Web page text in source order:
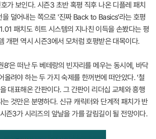
가 보인다. 시즌3 초반 혹평 직후 나온 디플레 패치
덜어내는 쪽으로 '진짜 Back to Basics'라는 호평
패치도 히트 시스템의 지나친 이득을 손봤다는 평
개편 역시 시즌3에서 모처럼 호평받은 대목이다.
8'은 떠난 두 베테랑의 빈자리를 메우는 동시에, 바닥
올려야 하는 두 가지 숙제를 한꺼번에 떠안았다. '철
대표해온 간판이다. 그 간판이 리더십 교체와 흥행
것만은 분명하다. 신규 캐릭터와 단계적 패치가 반
즌3가 시리즈의 앞날을 가를 갈림길이 될 전망이다.